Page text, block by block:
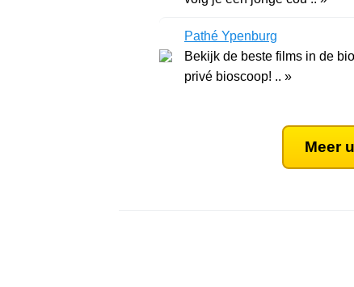
Pathé Ypenburg
Bekijk de beste films in de
privé bioscoop! .. »
Meer